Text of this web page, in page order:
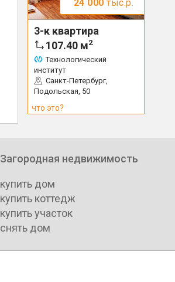
24 000 тыс.р.
3-к квартира
107.40 м2
Технологический
институт
Санкт-Петербург,
Подольская, 50
что это?
Загородная недвижимость
купить дом
купить коттедж
купить участок
снять дом